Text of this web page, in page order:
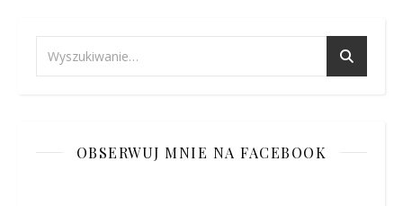
OBSERWUJ MNIE NA FACEBOOK